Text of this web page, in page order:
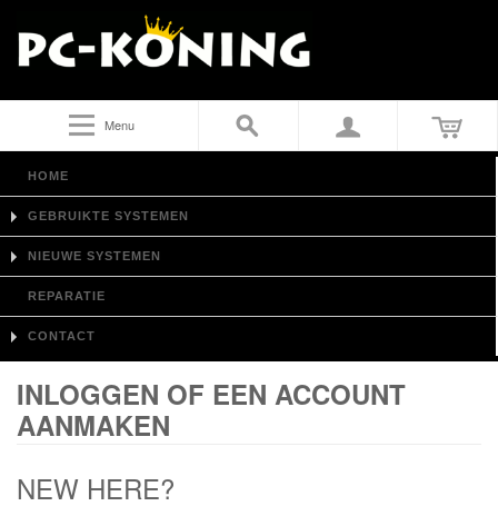
Menu
HOME
GEBRUIKTE SYSTEMEN
NIEUWE SYSTEMEN
REPARATIE
CONTACT
INLOGGEN OF EEN ACCOUNT
AANMAKEN
NEW HERE?